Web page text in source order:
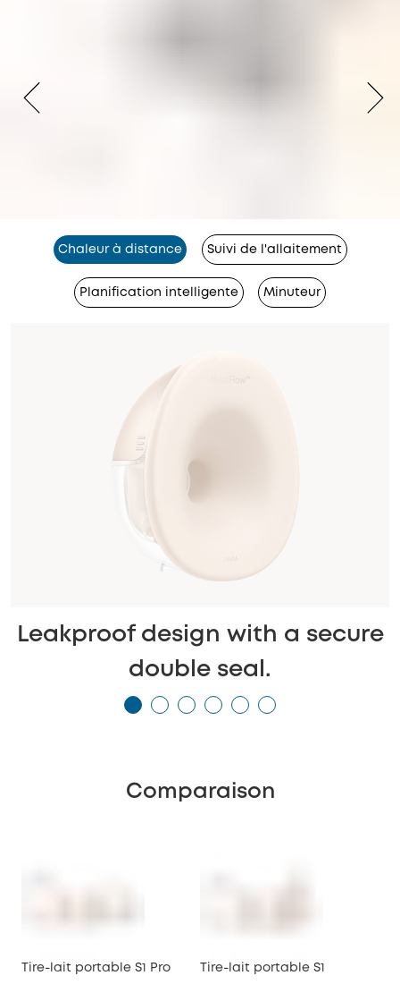
Chaleur à distance Suivi de l'allaitement
Planification intelligente Minuteur
Leakproof design with a secure
double seal.
Comparaison
Tire-lait portable S1 Pro Tire-lait portable S1